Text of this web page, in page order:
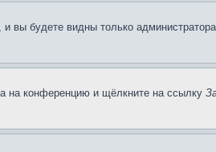
, и вы будете видны только
на конференцию и щёлкните на ссылку